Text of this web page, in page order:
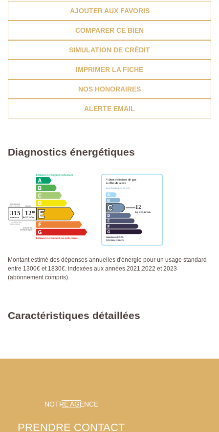
AJOUTER AUX FAVORIS
COMPARER CE BIEN
SIMULATION DE CRÉDIT
IMPRIMER LA FICHE
NOS HONORAIRES
ALERTE EMAIL
Diagnostics énergétiques
Montant estimé des dépenses annuelles d'énergie pour un usage standard
entre 1300€ et 1830€. indexées aux années 2021,2022 et 2023
(abonnement compris).
Caractéristiques détaillées
NOTRE AGENCE
PRENDRE CONTACT